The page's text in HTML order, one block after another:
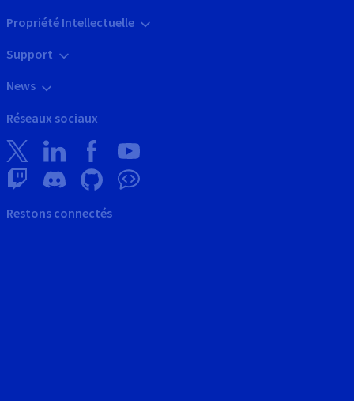
Propriété Intellectuelle
Support
News
Réseaux sociaux
Restons connectés